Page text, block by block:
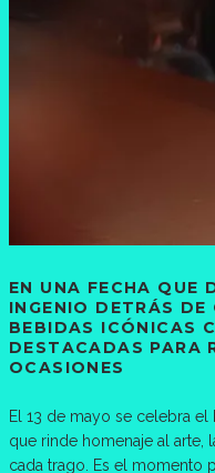
EN UNA FECHA QUE
INGENIO DETRÁS
BEBIDAS ICÓNICAS
DESTACADAS PARA
OCASIONES
El 13 de mayo se celebra el
que rinde homenaje al arte,
cada trago. Es el momento